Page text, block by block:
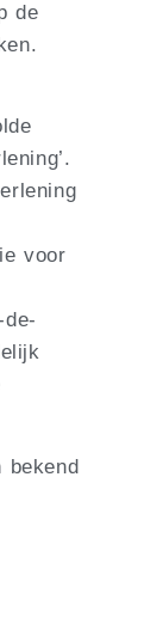
de
voor
bekend